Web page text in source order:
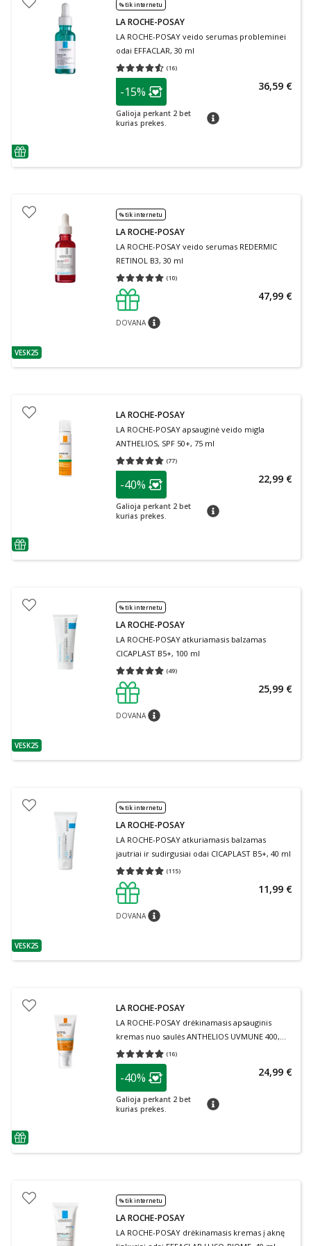
patarimas
% tik internetu
LA ROCHE-POSAY
LA ROCHE-POSAY veido serumas probleminei
odai EFFACLAR, 30 ml
(16)
Vidutinis įvertinimas 4.50
patarimas
Lojalumo klubo narių nuolaida
-15%
Galioja perkant 2 bet
kurias prekes.
patarimas
36,59 €
patarimas
VESK25
% tik internetu
LA ROCHE-POSAY
LA ROCHE-POSAY veido serumas REDERMIC
RETINOL B3, 30 ml
(10)
Vidutinis įvertinimas 5.00
DOVANApatarimas
47,99 €
patarimas
LA ROCHE-POSAY
LA ROCHE-POSAY apsauginė veido migla
ANTHELIOS, SPF 50+, 75 ml
(77)
Vidutinis įvertinimas 4.73
patarimas
Lojalumo klubo narių nuolaida
-40%
Galioja perkant 2 bet
kurias prekes.
patarimas
22,99 €
patarimas
VESK25
% tik internetu
LA ROCHE-POSAY
LA ROCHE-POSAY atkuriamasis balzamas
CICAPLAST B5+, 100 ml
(49)
Vidutinis įvertinimas 4.82
DOVANApatarimas
25,99 €
patarimas
VESK25
% tik internetu
LA ROCHE-POSAY
LA ROCHE-POSAY atkuriamasis balzamas
jautriai ir sudirgusiai odai CICAPLAST B5+, 40 ml
(115)
Vidutinis įvertinimas 4.93
DOVANApatarimas
11,99 €
patarimas
LA ROCHE-POSAY
LA ROCHE-POSAY drėkinamasis apsauginis
kremas nuo saulės ANTHELIOS UVMUNE 400,
SPF 50+, 50 ml(16)
Vidutinis įvertinimas 4.88
patarimas
Lojalumo klubo narių nuolaida
-40%
Galioja perkant 2 bet
kurias prekes.
patarimas
24,99 €
% tik internetu
LA ROCHE-POSAY
LA ROCHE-POSAY drėkinamasis kremas į aknę